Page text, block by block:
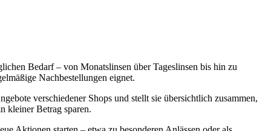
Bedarf – von Monatslinsen über Tageslinsen bis hin zu
Nachbestellungen eignet.
verschiedener Shops und stellt sie übersichtlich zusammen,
kleiner Betrag sparen.